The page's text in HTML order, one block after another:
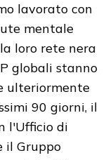
lavorato con
mentale
loro rete nera
globali stanno
ulteriormente
90 giorni, il
l'Ufficio di
il Gruppo